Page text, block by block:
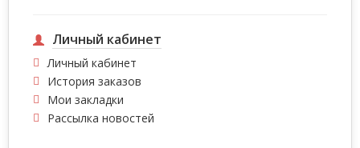
Личный кабинет
Личный кабинет
История заказов
Мои закладки
Рассылка новостей